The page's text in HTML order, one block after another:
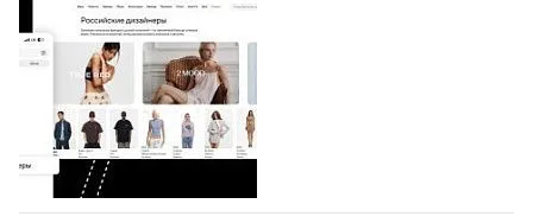
Shoes
Компания BALLINA Guangzhou Lihuang Footwear
Co., Ltd., основанная в 2011 году и расположенная в
Гуанчжоу, столице моды Китая, является
профессиональной обувной компанией,
объединяющей разработку, производство и…
07.08.2026 377